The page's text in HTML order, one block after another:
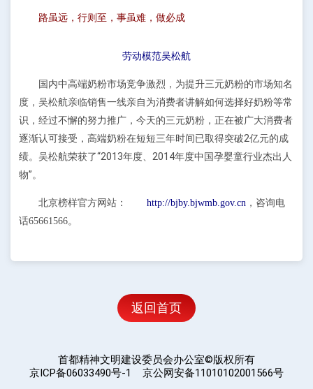
路虽远，行则至，事虽难，做必成
劳动模范吴松航
国内中高端奶粉市场竞争激烈，为提升三元奶粉的市场知名
度，吴松航亲临销售一线亲自为消费者讲解如何选择好奶粉等常
识，经过不懈的努力推广，今天的三元奶粉，正在被广大消费者
逐渐认可接受，高端奶粉在短短三年时间已取得突破2亿元的成
绩。吴松航荣获了“2013年度、2014年度中国孕婴童行业杰出人
物”。
北京榜样官方网站： http://bjby.bjwmb.gov.cn ，咨询电
话65661566。
返回首页
首都精神文明建设委员会办公室©版权所有
京ICP备06033490号-1 京公网安备11010102001566号